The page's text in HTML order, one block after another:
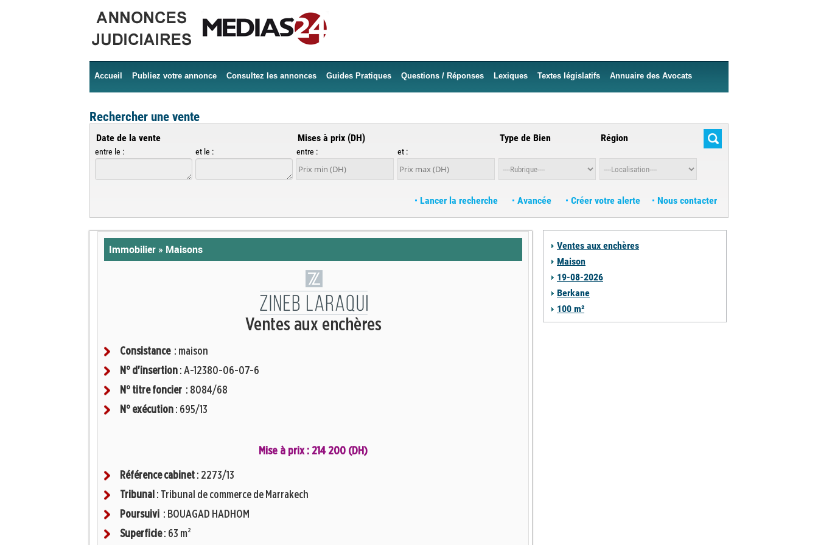
Accueil Publiez votre annonce Consultez les annonces Guides Pratiques Questions / Réponses Lexiques Textes législatifs Annuaire des Avocats
Rechercher une vente
Date de la vente
entre le : et le :
Mises à prix (DH)
entre : et :
Type de Bien Région
Nous contacter
Créer votre alerte
Avancée
Lancer la recherche
Immobilier » Maisons
Ventes aux enchères
Consistance : maison
N° d'insertion : A-12380-06-07-6
N° titre foncier : 8084/68
N° exécution : 695/13
Mise à prix : 214 200 (DH)
Référence cabinet : 2273/13
Tribunal : Tribunal de commerce de Marrakech
Poursuivi : BOUAGAD HADHOM
Superficie: 63 m²
Ventes aux enchères
Maison
19-08-2026
Berkane
100 m²